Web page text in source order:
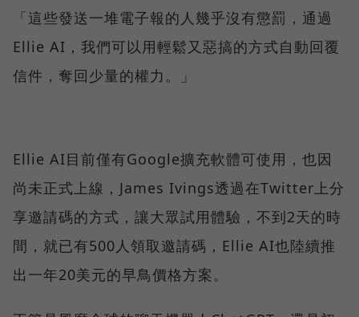
「這些發送一堆電子報的人幾乎沒有懲罰，通過
Ellie AI，我們可以用輕鬆又惡搞的方式自動回覆
信件，奪回少量的權力。」
Ellie AI目前僅有Google擴充軟體可使用，也因
尚未正式上線，James Ivings透過在Twitter上分
享邀請碼的方式，讓大眾試用體驗，不到2天的時
間，就已有500人領取邀請碼，Ellie AI也陸續推
出一年20美元的早鳥價格方案。